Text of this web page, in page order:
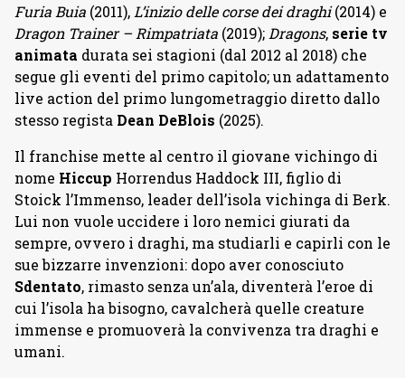
Furia Buia (2011), L’inizio delle corse dei draghi(2014) e
Dragon Trainer – Rimpatriata (2019); Dragons, serie tv
animata durata sei stagioni (dal 2012 al 2018) che
segue gli eventi del primo capitolo; un adattamento
live action del primo lungometraggio diretto dallo
stesso regista Dean DeBlois (2025).
Il franchise mette al centro il giovane vichingo di
nome Hiccup Horrendus Haddock III, figlio di
Stoick l’Immenso, leader dell’isola vichinga di Berk.
Lui non vuole uccidere i loro nemici giurati da
sempre, ovvero i draghi, ma studiarli e capirli con le
sue bizzarre invenzioni: dopo aver conosciuto
Sdentato, rimasto senza un’ala, diventerà l’eroe di
cui l’isola ha bisogno, cavalcherà quelle creature
immense e promuoverà la convivenza tra draghi e
umani.